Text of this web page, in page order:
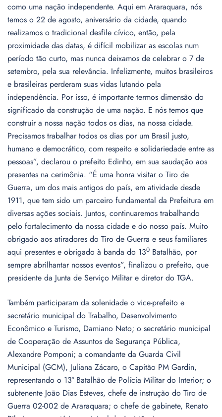
como uma nação independente. Aqui em Araraquara, nós
temos o 22 de agosto, aniversário da cidade, quando
realizamos o tradicional desfile cívico, então, pela
proximidade das datas, é difícil mobilizar as escolas num
período tão curto, mas nunca deixamos de celebrar o 7 de
setembro, pela sua relevância. Infelizmente, muitos brasileiros
e brasileiras perderam suas vidas lutando pela
independência. Por isso, é importante termos dimensão do
significado da construção de uma nação. E nós temos que
construir a nossa nação todos os dias, na nossa cidade.
Precisamos trabalhar todos os dias por um Brasil justo,
humano e democrático, com respeito e solidariedade entre as
pessoas”, declarou o prefeito Edinho, em sua saudação aos
presentes na cerimônia. “É uma honra visitar o Tiro de
Guerra, um dos mais antigos do país, em atividade desde
1911, que tem sido um parceiro fundamental da Prefeitura em
diversas ações sociais. Juntos, continuaremos trabalhando
pelo fortalecimento da nossa cidade e do nosso país. Muito
obrigado aos atiradores do Tiro de Guerra e seus familiares
aqui presentes e obrigado à banda do 130 Batalhão, por
sempre abrilhantar nossos eventos”, finalizou o prefeito, que
presidente da Junta de Serviço Militar e diretor do TGA.
Também participaram da solenidade o vice-prefeito e
secretário municipal do Trabalho, Desenvolvimento
Econômico e Turismo, Damiano Neto; o secretário municipal
de Cooperação de Assuntos de Segurança Pública,
Alexandre Pomponi; a comandante da Guarda Civil
Municipal (GCM), Juliana Zácaro, o Capitão PM Gardin,
representando o 13º Batalhão de Polícia Militar do Interior; o
subtenente João Dias Esteves, chefe de instrução do Tiro de
Guerra 02-002 de Araraquara; o chefe de gabinete, Renato